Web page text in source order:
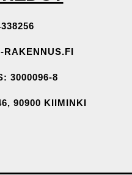
RAKENNUS.FI
3000096-8
90900 KIIMINKI